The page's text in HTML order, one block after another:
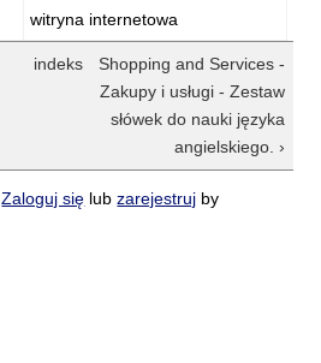
witryna internetowa
indeks
Shopping and Services -
Zakupy i usługi - Zestaw
słówek do nauki języka
angielskiego. ›
Zaloguj się lubzarejestruj by